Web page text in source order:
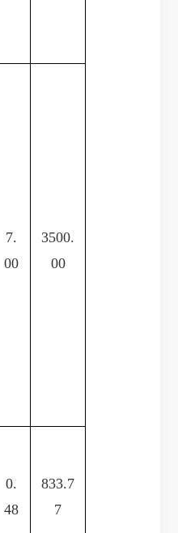
7.
00
3500.
00
0.
48
833.7
7